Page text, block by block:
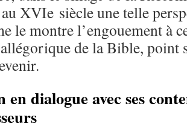
XVIe siècle une telle
le montre l’engouement à
allégorique de la Bible, point
en dialogue avec ses